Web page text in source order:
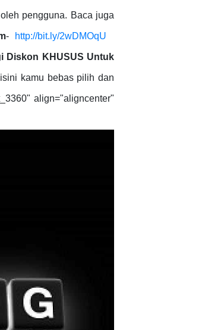
pengguna. Baca juga
- http://bit.ly/2wDMOqU
Diskon KHUSUS Untuk
kamu bebas pilih dan
align="aligncenter"